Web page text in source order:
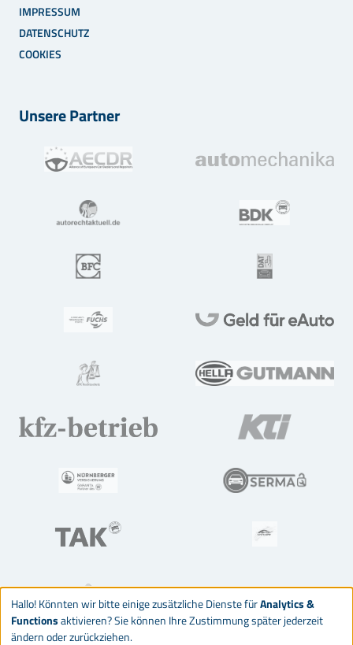
IMPRESSUM
DATENSCHUTZ
COOKIES
Unsere Partner
Hallo! Könnten wir bitte einige zusätzliche Dienste fürAnalytics &
Functionsaktivieren? Sie können Ihre Zustimmung später jederzeit
ändern oder zurückziehen.